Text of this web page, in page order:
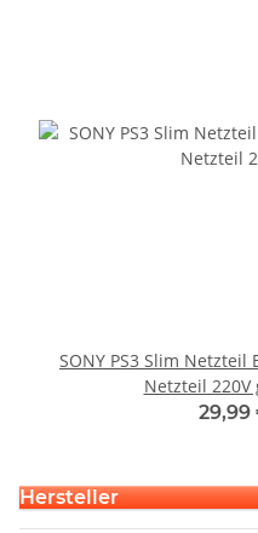
SONY PS3 Slim Netzteil
Netzteil
29,99
Hersteller